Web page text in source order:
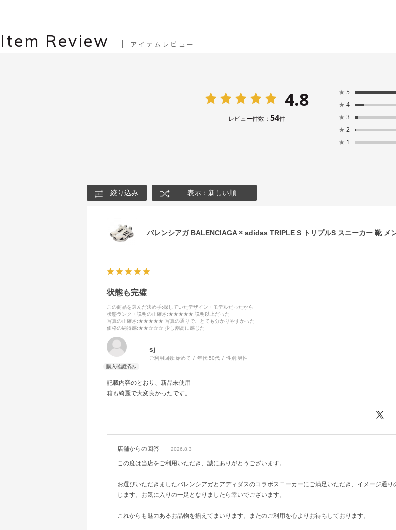
Item Review アイテムレビュー
4.8
レビュー件数： 54件
★ 5
★ 4
★ 3
★ 2
★ 1
絞り込み 表示：新しい順
バレンシアガ BALENCIAGA × adidas TRIPLE S トリプルS スニーカー 靴 メ
状態も完璧
この商品を選んだ決め手:探していたデザイン・モデルだったから
状態ランク・説明の正確さ :★★★★★ 説明以上だった
写真の正確さ :★★★★★ 写真の通りで、とても分かりやすかった
価格の納得感:★★☆☆☆ 少し割高に感じた
sj
ご利用回数:始めて 年代:50代 性別:男性
記載内容のとおり、新品未使用
箱も綺麗で大変良かったです。
店舗からの回答 2026.8.3
この度は当店をご利用いただき、誠にありがとうございます。
お選びいただきましたバレンシアガとアディダスのコラボスニーカーにご満足いただき、イメージ通
じます。お気に入りの一足となりましたら幸いでございます。
これからも魅力あるお品物を揃えてまいります。またのご利用を心よりお待ちしております。